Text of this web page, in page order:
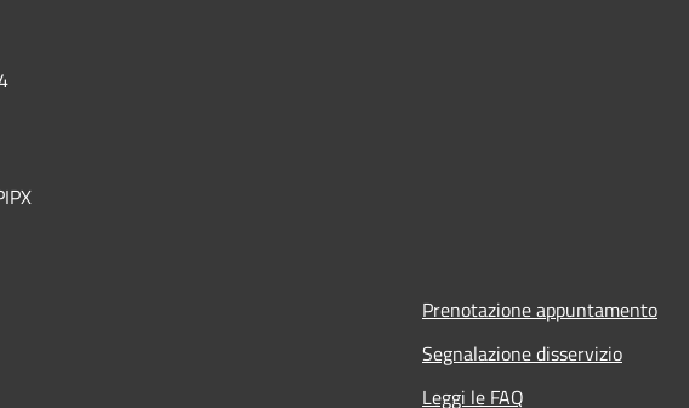
Prenotazione appuntamento
Segnalazione disservizio
Leggi le FAQ